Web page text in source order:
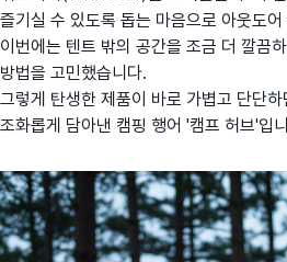
즐기실 수 있도록 돕는 마음으로 아웃도
이번에는 텐트 밖의 공간을 조금 더 깔끔
방법을 고민했습니다.
그렇게 탄생한 제품이 바로 가볍고 단단
조화롭게 담아낸 캠핑 행어 '캠프 허브'입